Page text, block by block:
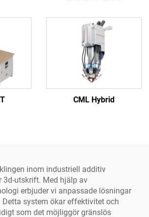
CML Hybrid
inom industriell additiv
3d-utskrift. Med hjälp av
erbjuder vi anpassade lösningar
system ökar effektivitet och
som det möjliggör gränslös